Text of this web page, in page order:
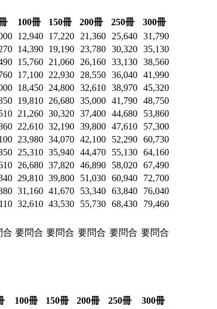
100冊 150冊 200冊 250冊
300冊
12,940 17,220 21,360 25,640 31,790
14,390 19,190 23,780 30,320 35,130
15,760 21,060 26,160 33,130 38,560
17,100 22,930 28,550 36,040 41,990
18,450 24,800 32,610 38,970 45,320
19,810 26,680 35,000 41,790 48,750
21,260 30,320 37,400 44,680
53,860
22,610 32,190 39,800 47,610
57,300
23,980 34,070 42,100 52,290 60,730
25,310 35,940 44,470 55,130 64,160
26,680 37,820 46,890 58,020 67,490
29,810 39,800 51,030 60,940
72,700
31,160 41,670 53,340 63,840
76,040
32,610 43,530 55,730 68,430 79,460
合 要問合 要問合 要問合 要問合 要問合
100冊 150冊 200冊 250冊
300冊